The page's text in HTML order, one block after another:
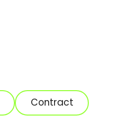
Contract